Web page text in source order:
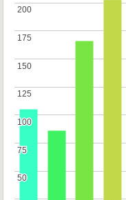
50
50
75
75
100
100
125
125
150
150
175
175
200
200